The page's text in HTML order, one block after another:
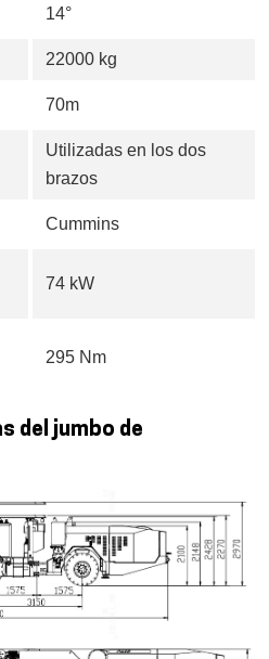
14°
22000 kg
70m
Utilizadas en los dos
brazos
Cummins
74 kW
295 Nm
del jumbo de